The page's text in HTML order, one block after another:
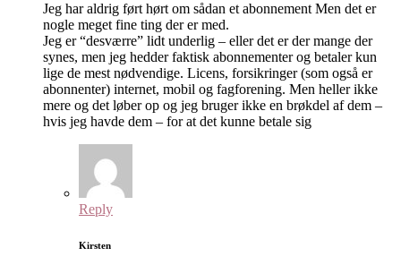
Jeg har aldrig ført hørt om sådan et abonnement Men det er
nogle meget fine ting der er med.
Jeg er “desværre” lidt underlig – eller det er der mange der
synes, men jeg hedder faktisk abonnementer og betaler kun
lige de mest nødvendige. Licens, forsikringer (som også er
abonnenter) internet, mobil og fagforening. Men heller ikke
mere og det løber op og jeg bruger ikke en brøkdel af dem –
hvis jeg havde dem – for at det kunne betale sig
Reply
Kirsten